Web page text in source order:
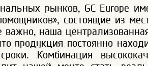
рынков, GC Europe
состоящие из
важно, наша
продукция постоянно
Комбинация